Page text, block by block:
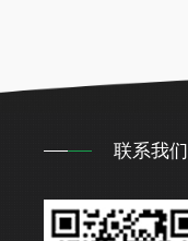
联系我们